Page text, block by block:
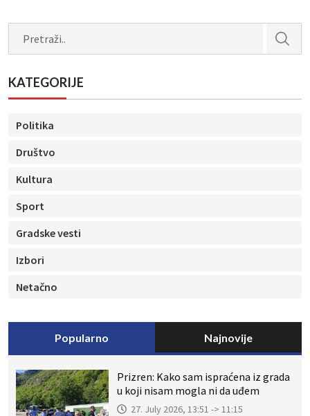
KATEGORIJE
Politika
Društvo
Kultura
Sport
Gradske vesti
Izbori
Netačno
Popularno Najnovije
Prizren: Kako sam ispraćena iz grada
u koji nisam mogla ni da uđem
27. July 2026, 13:51 -> 11:15